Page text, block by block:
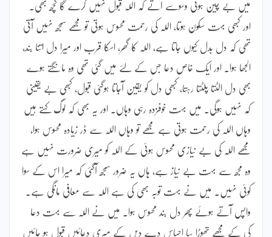
میں بے چین ہوئی وسوسے آتے کہ اللہ قبول نہیں کرے گا کچھ بھی۔
اور کبھی بہت سکون ہوتا، اللہ کی رحمت محسوس ہوتی تو مجھے سمجھ نہیں آتی
تھی کہ دل بدل کیوں جاتا ہے، اللہ کا گھر، اسکا قرب اور میرا دل اتنا بند،
الجھا ہوا۔ اور ایک خاص دعا جس کے لئے میں گئی تھی وہ مانگتے ہوے
بھی دل الٹتا پلٹتا رہتا، کبھی دل کو یقین آجاتا ہوگئی قبول، کبھی بے یقینی
کہ نہیں ہوگی۔ میں بہت خوفزدہ رہی وہاں۔ اور یہ بھی کہ لوگ کہتے ہیں
وہاں اللہ کی رحمت ہوتی ہے مجھے تو وہاں اللہ سے ڈر زیادہ محسوس ہوا،
مجھے اللہ کی بے نیازی محسوس ہوئی کے اللہ کو میری ضرورت نہیں ہے
وہ مجھ سے بہت بے نیاز ہے، ہاں یہ ضرور سمجھ آگئی کہ میرا اس کے سوا
کوئی نہیں۔ میں نے بہت توبہ بھی کی ہے اللہ سے معافی مانگی ہے۔
واپس آتے ہوئے پھر دل بند محسوس ہوا۔ میں نے اللہ سے بہت دعا
کی کے مجھے تھوڑا سا احساس دے دیں کے میری دعائیں قبول ہو جائیں